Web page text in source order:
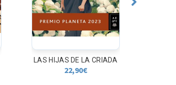
LAS HIJAS DE LA CRIADA
22,90€